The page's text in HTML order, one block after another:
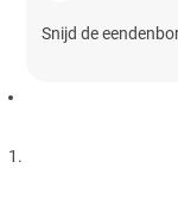
Snijd de